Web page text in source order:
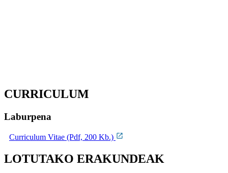
CURRICULUM
Laburpena
Curriculum Vitae (Pdf, 200 Kb.)
LOTUTAKO ERAKUNDEAK